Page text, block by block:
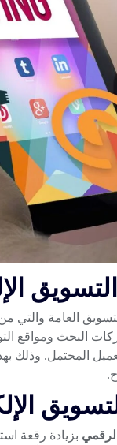
العامة والتي من
البحث ومواقع
المحتمل. وذلك
بزيادة رقعة